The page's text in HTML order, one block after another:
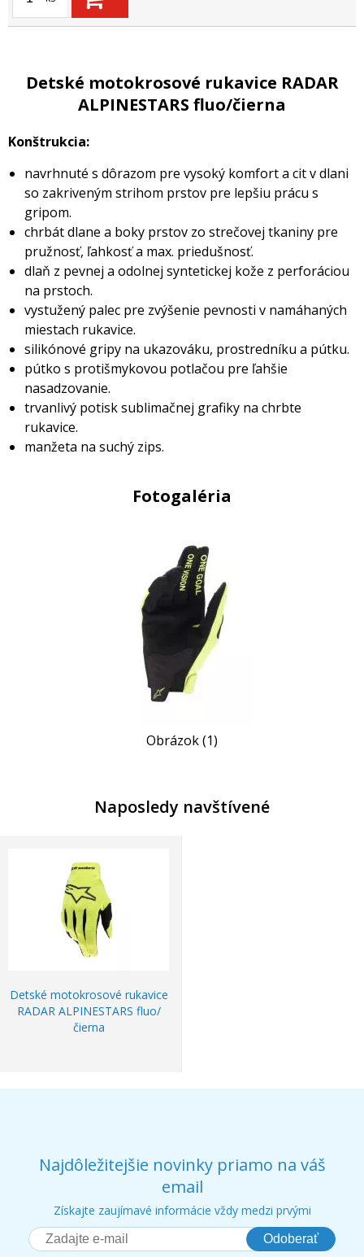
Detské motokrosové rukavice RADAR
ALPINESTARS fluo/čierna
Konštrukcia:
navrhnuté s dôrazom pre vysoký komfort a cit v dlani
so zakriveným strihom prstov pre lepšiu prácu s
gripom.
chrbát dlane a boky prstov zo strečovej tkaniny pre
pružnosť, ľahkosť a max. priedušnosť.
dlaň z pevnej a odolnej syntetickej kože z perforáciou
na prstoch.
vystužený palec pre zvýšenie pevnosti v namáhaných
miestach rukavice.
silikónové gripy na ukazováku, prostredníku a pútku.
pútko s protišmykovou potlačou pre ľahšie
nasadzovanie.
trvanlivý potisk sublimačnej grafiky na chrbte
rukavice.
manžeta na suchý zips.
Fotogaléria
Obrázok (1)
Naposledy navštívené
Detské motokrosové rukavice
RADAR ALPINESTARS fluo/
čierna
Najdôležitejšie novinky priamo na váš
email
Získajte zaujímavé informácie vždy medzi prvými
Odoberať